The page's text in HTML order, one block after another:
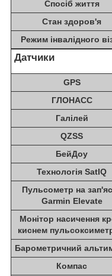
Спосіб життя
Стан здоров'я
Режим інвалідного
Датчики
GPS
ГЛОНАСС
Галілей
QZSS
БейДоу
Технологія SatIQ
Пульсометр на
Garmin Elevate
Монітор насичення
киснем
Барометричний
Компас